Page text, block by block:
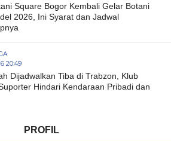
Square Bogor Kembali Gelar Botani
2026, Ini Syarat dan Jadwal
20:49
Dijadwalkan Tiba di Trabzon, Klub
Hindari Kendaraan Pribadi dan
PROFIL